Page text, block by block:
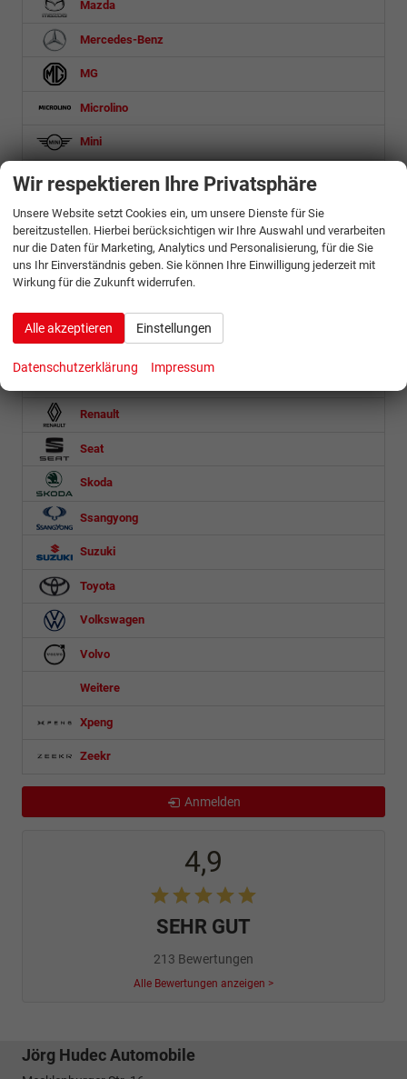
Mazda
Mercedes-Benz
MG
Microlino
Mini
Mitsubishi
Nissan
Omoda
Opel
Ora
Peugeot
Renault
Seat
Skoda
Ssangyong
Suzuki
Toyota
Volkswagen
Volvo
Weitere
Xpeng
Zeekr
Anmelden
4,9
SEHR GUT
213 Bewertungen
Alle Bewertungen anzeigen >
Jörg Hudec Automobile
Wir respektieren Ihre Privatsphäre
Unsere Website setzt Cookies ein, um unsere Dienste für Sie
bereitzustellen. Hierbei berücksichtigen wir Ihre Auswahl und verarbeiten
nur die Daten für Marketing, Analytics und Personalisierung, für die Sie
uns Ihr Einverständnis geben. Sie können Ihre Einwilligung jederzeit mit
Wirkung für die Zukunft widerrufen.
Alle akzeptieren Einstellungen
Datenschutzerklärung Impressum